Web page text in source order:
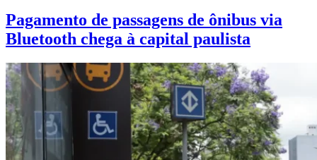
Pagamento de passagens de ônibus via
Bluetooth chega à capital paulista